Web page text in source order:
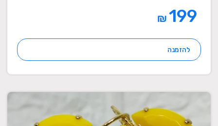
₪
להזמנה